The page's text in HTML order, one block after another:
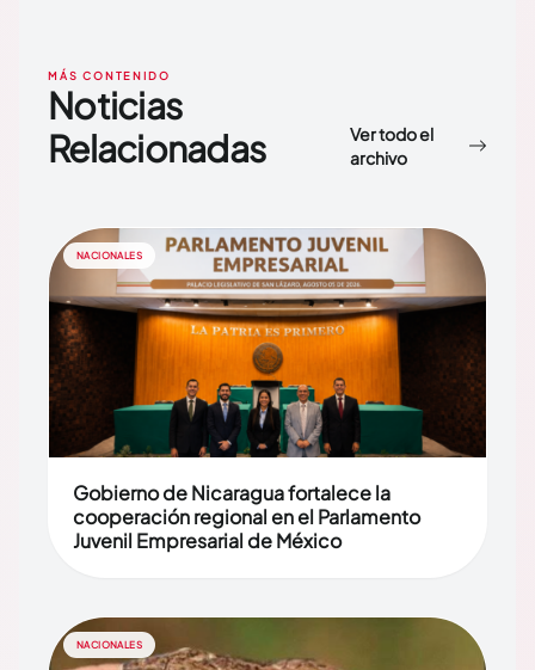
MÁS CONTENIDO
Noticias
Relacionadas
Ver todo el
archivo
NACIONALES
Gobierno de Nicaragua fortalece la
cooperación regional en el Parlamento
Juvenil Empresarial de México
NACIONALES